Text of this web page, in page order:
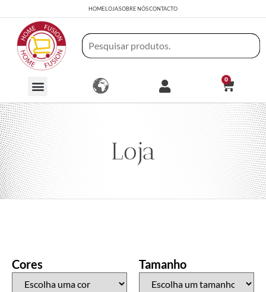
HOMELOJASOBRE NÓSCONTACTO
0
Loja
Cores Tamanho